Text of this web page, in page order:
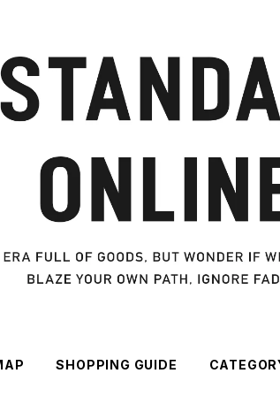
SHOPPING GUIDE